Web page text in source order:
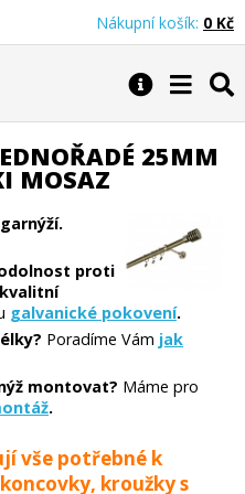
Nákupní košík: 0 Kč
25MM
MOSAZ
proti
galvanické pokovení.
Poradíme Vám jak
montovat? Máme pro
.
vše potřebné k
kroužky s